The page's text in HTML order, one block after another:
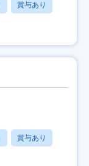
賞与あり
賞与あり